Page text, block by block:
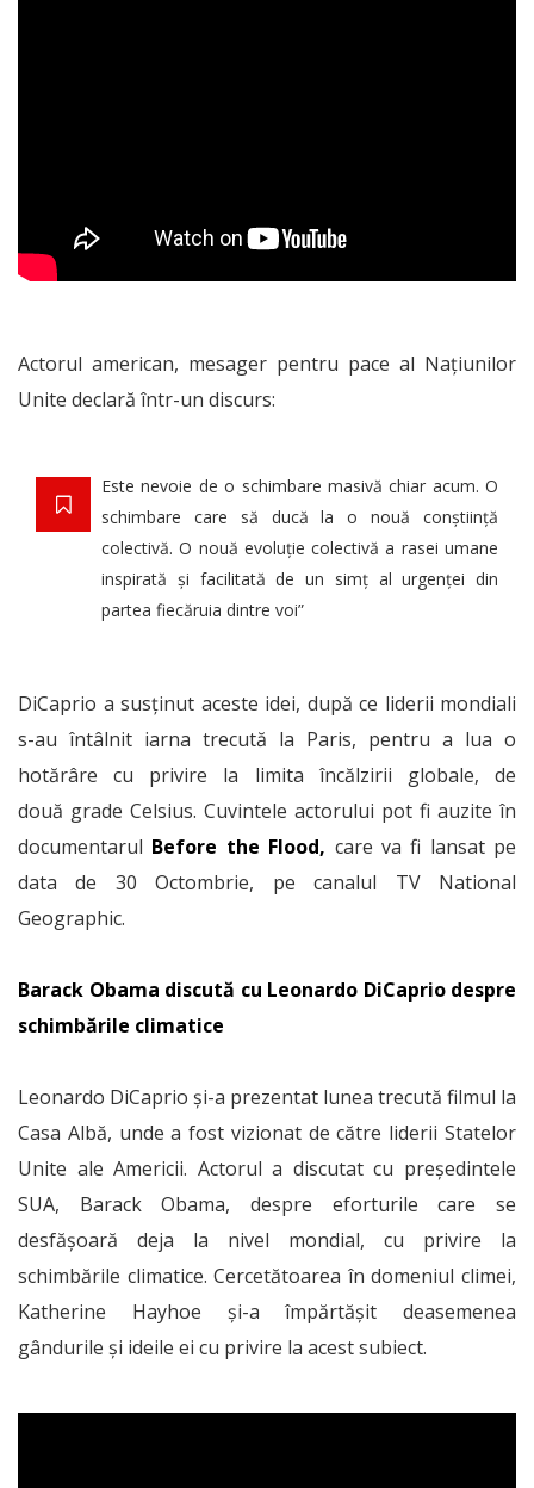
Actorul american, mesager pentru pace al Națiunilor
Unite declară într-un discurs:
Este nevoie de o schimbare masivă chiar acum. O
schimbare care să ducă la o nouă conștiință
colectivă. O nouă evoluție colectivă a rasei umane
inspirată și facilitată de un simț al urgenței din
partea fiecăruia dintre voi”
DiCaprio a susținut aceste idei, după ce liderii mondiali
s-au întâlnit iarna trecută la Paris, pentru a lua o
hotărâre cu privire la limita încălzirii globale, de
două grade Celsius. Cuvintele actorului pot fi auzite în
documentarul Before the Flood, care va fi lansat pe
data de 30 Octombrie, pe canalul TV National
Geographic.
Barack Obama discută cu Leonardo DiCaprio despre
schimbările climatice
Leonardo DiCaprio și-a prezentat lunea trecută filmul la
Casa Albă, unde a fost vizionat de către liderii Statelor
Unite ale Americii. Actorul a discutat cu președintele
SUA, Barack Obama, despre eforturile care se
desfășoară deja la nivel mondial, cu privire la
schimbările climatice. Cercetătoarea în domeniul climei,
Katherine Hayhoe și-a împărtășit deasemenea
gândurile și ideile ei cu privire la acest subiect.